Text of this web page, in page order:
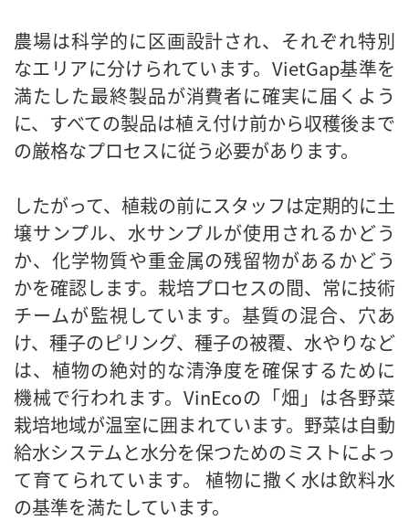
農場は科学的に区画設計され、それぞれ特別
なエリアに分けられています。VietGap基準を
満たした最終製品が消費者に確実に届くよう
に、すべての製品は植え付け前から収穫後まで
の厳格なプロセスに従う必要があります。
したがって、植栽の前にスタッフは定期的に土
壌サンプル、水サンプルが使用されるかどう
か、化学物質や重金属の残留物があるかどう
かを確認します。栽培プロセスの間、常に技術
チームが監視しています。基質の混合、穴あ
け、種子のピリング、種子の被覆、水やりなど
は、植物の絶対的な清浄度を確保するために
機械で行われます。VinEcoの「畑」は各野菜
栽培地域が温室に囲まれています。野菜は自動
給水システムと水分を保つためのミストによっ
て育てられています。 植物に撒く水は飲料水
の基準を満たしています。